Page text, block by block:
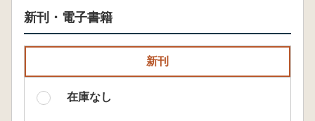
新刊・電子書籍
新刊
在庫なし